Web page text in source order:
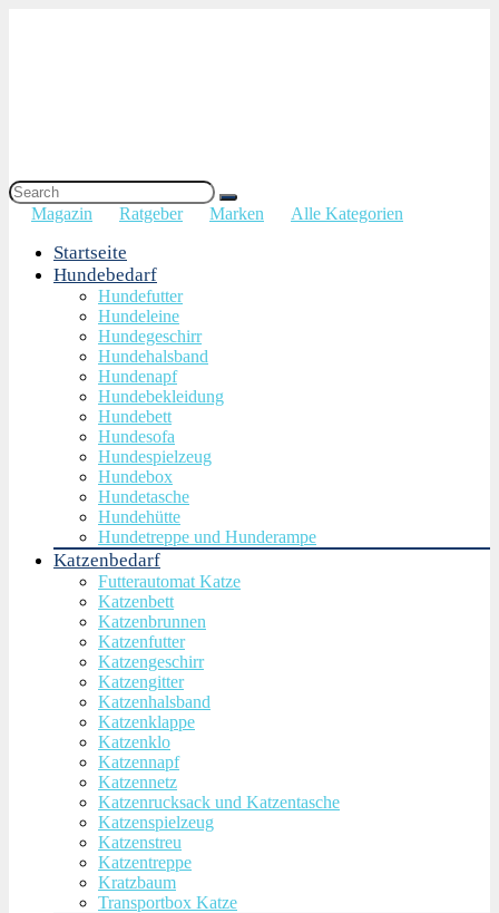
Magazin Ratgeber Marken Alle Kategorien
Startseite
Hundebedarf
Hundefutter
Hundeleine
Hundegeschirr
Hundehalsband
Hundenapf
Hundebekleidung
Hundebett
Hundesofa
Hundespielzeug
Hundebox
Hundetasche
Hundehütte
Hundetreppe und Hunderampe
Katzenbedarf
Futterautomat Katze
Katzenbett
Katzenbrunnen
Katzenfutter
Katzengeschirr
Katzengitter
Katzenhalsband
Katzenklappe
Katzenklo
Katzennapf
Katzennetz
Katzenrucksack und Katzentasche
Katzenspielzeug
Katzenstreu
Katzentreppe
Kratzbaum
Transportbox Katze